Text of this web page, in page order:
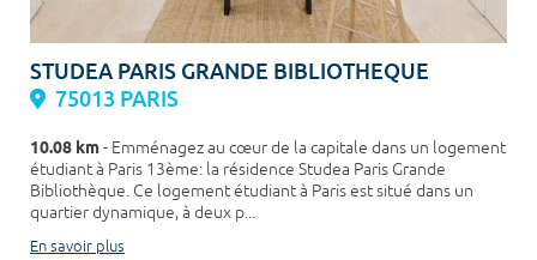
STUDEA PARIS GRANDE BIBLIOTHEQUE
75013 PARIS
10.08 km- Emménagez au cœur de la capitale dans un logement
étudiant à Paris 13ème: la résidence Studea Paris Grande
Bibliothèque. Ce logement étudiant à Paris est situé dans un
quartier dynamique, à deux p...
En savoir plus